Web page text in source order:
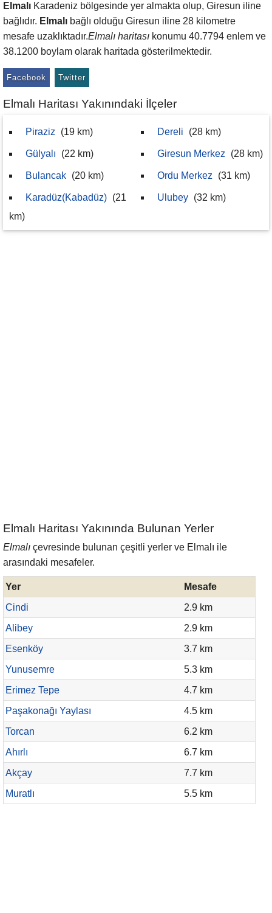
Elmalı Karadeniz bölgesinde yer almakta olup, Giresun iline
bağlıdır. Elmalı bağlı olduğu Giresun iline 28 kilometre
mesafe uzaklıktadır.Elmalı haritası konumu 40.7794 enlem ve
38.1200 boylam olarak haritada gösterilmektedir.
Facebook Twitter
Elmalı Haritası Yakınındaki İlçeler
Piraziz (19 km)
Gülyalı (22 km)
Bulancak (20 km)
Karadüz(Kabadüz) (21
km)
Dereli (28 km)
Giresun Merkez (28 km)
Ordu Merkez (31 km)
Ulubey (32 km)
Elmalı Haritası Yakınında Bulunan Yerler
Elmalı çevresinde bulunan çeşitli yerler ve Elmalı ile
arasındaki mesafeler.
Yer
Mesafe
Cindi
2.9 km
Alibey
2.9 km
Esenköy
3.7 km
Yunusemre
5.3 km
Erimez Tepe
4.7 km
Paşakonağı Yaylası
4.5 km
Torcan
6.2 km
Ahırlı
6.7 km
Akçay
7.7 km
Muratlı
5.5 km